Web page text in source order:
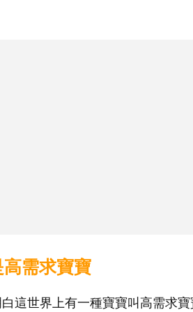
需求寶寶
這世界上有一種寶寶叫高需求寶